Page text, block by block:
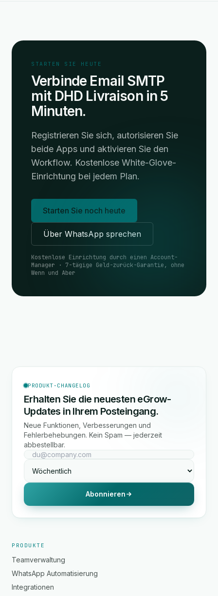
STARTEN SIE HEUTE
Verbinde Email SMTP
mit DHD Livraison in 5
Minuten.
Registrieren Sie sich, autorisieren Sie
beide Apps und aktivieren Sie den
Workflow. Kostenlose White-Glove-
Einrichtung bei jedem Plan.
Starten Sie noch heute
Über WhatsApp sprechen
Kostenlose Einrichtung durch einen Account-
Manager · 7-tägige Geld-zurück-Garantie, ohne
Wenn und Aber
PRODUKT-CHANGELOG
Erhalten Sie die neuesten eGrow-
Updates in Ihrem Posteingang.
Neue Funktionen, Verbesserungen und
Fehlerbehebungen. Kein Spam — jederzeit
abbestellbar.
Abonnieren
PRODUKTE
Teamverwaltung
WhatsApp Automatisierung
Integrationen